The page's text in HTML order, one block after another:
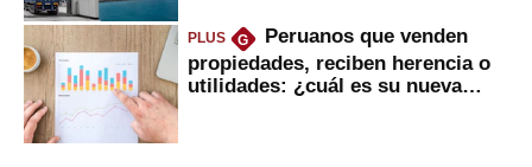
PLUS G
Peruanos que venden
propiedades, reciben herencia o
utilidades: ¿cuál es su nueva